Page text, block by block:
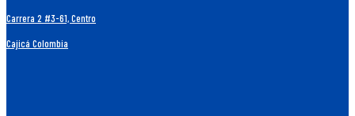
Carrera 2 #3-61, Centro
Cajicá Colombia